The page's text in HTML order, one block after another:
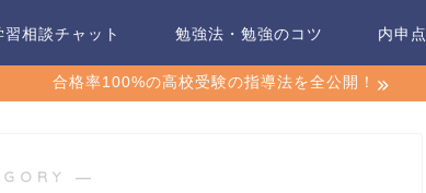
習相談チャット 勉強法・勉強のコツ 内申点
合格率100%の高校受験の指導法を全公開！
―